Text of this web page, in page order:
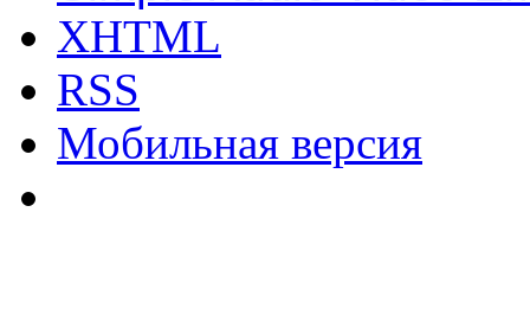
XHTML
RSS
Мобильная версия